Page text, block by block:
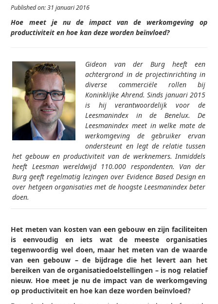
Published on: 31 januari 2016
Hoe meet je nu de impact van de werkomgeving op
productiviteit en hoe kan deze worden beïnvloed?
Gideon van der Burg heeft een
achtergrond in de projectinrichting in
diverse commerciële rollen bij
Koninklijke Ahrend. Sinds januari 2015
is hij verantwoordelijk voor de
Leesmanindex in de Benelux. De
Leesmanindex meet in welke mate de
werkomgeving de gebruiker ervan
ondersteunt en legt de relatie tussen
het gebouw en productiviteit van de werknemers. Inmiddels
heeft Leesman wereldwijd 110.000 respondenten. Van der
Burg geeft regelmatig lezingen over Evidence Based Design en
over hetgeen organisaties met de hoogste Leesmanindex beter
doen.
Het meten van kosten van een gebouw en zijn faciliteiten
is eenvoudig en iets wat de meeste organisaties
tegenwoordig wel doen, maar het meten van de waarde
van een gebouw – de bijdrage die het levert aan het
bereiken van de organisatiedoelstellingen – is nog relatief
nieuw. Hoe meet je nu de impact van de werkomgeving
op productiviteit en hoe kan deze worden beïnvloed?